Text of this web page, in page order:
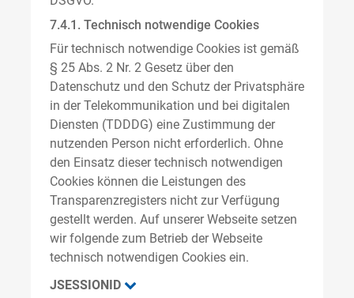
7.4.1. Technisch notwendige Cookies
Für technisch notwendige Cookies ist gemäß
§ 25 Abs. 2 Nr. 2 Gesetz über den
Datenschutz und den Schutz der Privatsphäre
in der Telekommunikation und bei digitalen
Diensten (TDDDG) eine Zustimmung der
nutzenden Person nicht erforderlich. Ohne
den Einsatz dieser technisch notwendigen
Cookies können die Leistungen des
Transparenzregisters nicht zur Verfügung
gestellt werden. Auf unserer Webseite setzen
wir folgende zum Betrieb der Webseite
technisch notwendigen Cookies ein.
JSESSIONID